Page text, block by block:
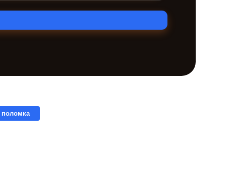
поломка